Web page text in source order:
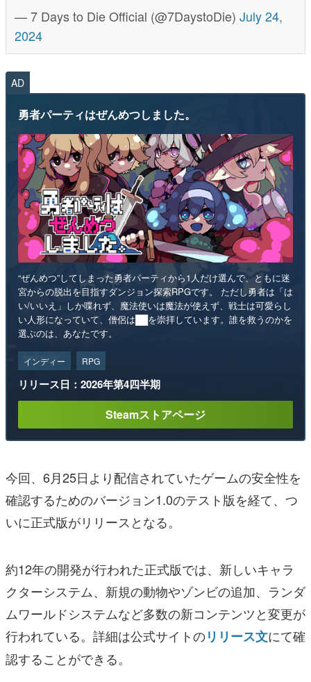
— 7 Days to Die Official (@7DaystoDie) July 24,
2024
AD
勇者パーティはぜんめつしました。
“ぜんめつ”してしまった勇者パーティから1人だけ選んで、ともに迷
宮からの脱出を目指すダンジョン探索RPGです。 ただし勇者は「は
い/いいえ」しか喋れず、魔法使いは魔法が使えず、戦士は可愛らし
い人形になっていて、僧侶は██を崇拝しています。誰を救うのかを
選ぶのは、あなたです。
インディー RPG
リリース日：2026年第4四半期
Steamストアページ
今回、6月25日より配信されていたゲームの安全性を
確認するためのバージョン1.0のテスト版を経て、つ
いに正式版がリリースとなる。
約12年の開発が行われた正式版では、新しいキャラ
クターシステム、新規の動物やゾンビの追加、ランダ
ムワールドシステムなど多数の新コンテンツと変更が
行われている。詳細は公式サイトのリリース文にて確
認することができる。